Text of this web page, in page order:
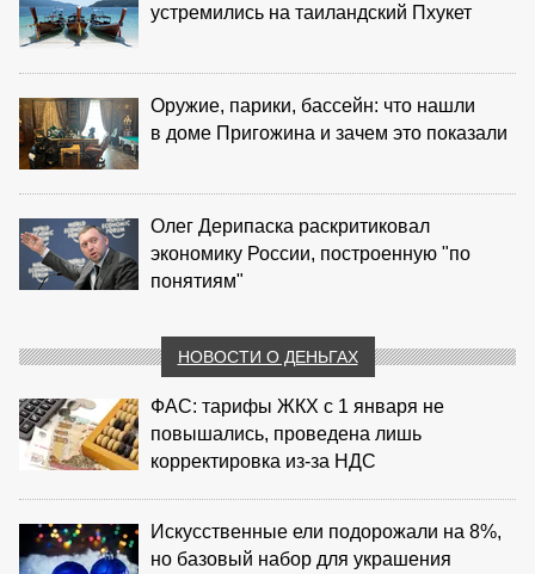
устремились на таиландский Пхукет
Оружие, парики, бассейн: что нашли
в доме Пригожина и зачем это показали
Олег Дерипаска раскритиковал
экономику России, построенную "по
понятиям"
НОВОСТИ О ДЕНЬГАХ
ФАС: тарифы ЖКХ с 1 января не
повышались, проведена лишь
корректировка из‑за НДС
Искусственные ели подорожали на 8%,
но базовый набор для украшения